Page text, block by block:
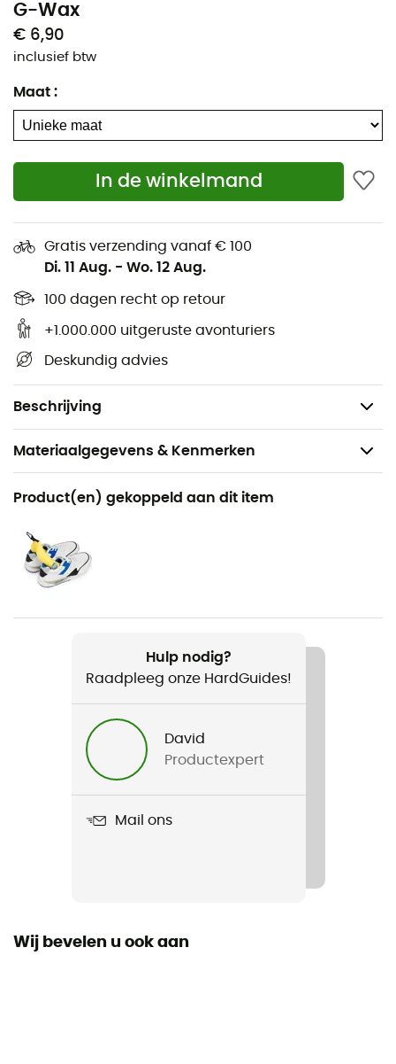
G-Wax
€ 6,90
inclusief btw
Maat :
In de winkelmand
Gratis verzending vanaf € 100
Di. 11 Aug. - Wo. 12 Aug.
100 dagen recht op retour
+1.000.000 uitgeruste avonturiers
Deskundig advies
Beschrijving
G-Wax crème,
door het merkGrangers, bewijst zijn waarde door uw
leren schoenen te voeden en te beschermen. Door een
duurzame waterafstotendheid te bieden en alle leren
schoenen te voeden, maximaliseert deG-Wax crème
de ademendheid van de schoen. Voor een versterkte en
ademende bescherming van uwleren schoenen,
G-Wax.
Gebruik van natuurlijke bijenwas om prestaties en
bescherming te verbeteren
Bluesign® goedgekeurd
Materiaalgegevens & Kenmerken
Aanbevolen voor
Dagelijks Leven
Product
G-Wax
Label
Product(en) gekoppeld aan dit item
Hulp nodig?
Raadpleeg onze HardGuides!
David
Productexpert
Mail ons
Wij bevelen u ook aan